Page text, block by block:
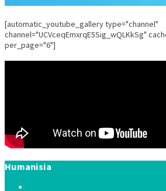
[automatic_youtube_gallery type="channel"
channel="UCVceqEmxrqE5Sig_wQLKkSg"
per_page="6"]
Humanisia